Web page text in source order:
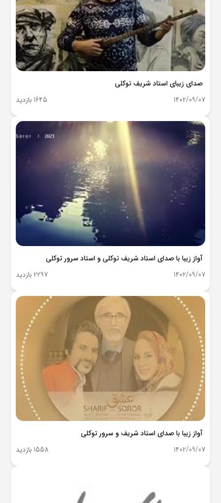
صدای زیبای استاد شریف توکلی
1645 بازدید
1402/09/07
آواز زیبا با صدای استاد شریف توکلی و استاد سرور توکلی
2297 بازدید
1402/09/07
آواز زیبا با صدای استاد شریف و سرور توکلی
1558 بازدید
1402/09/07